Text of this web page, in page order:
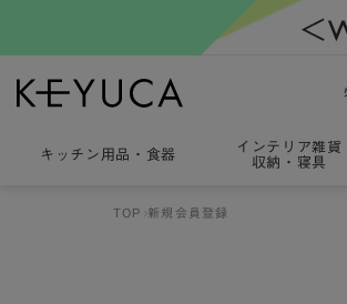
キッチン用品 ・ 食器
インテリア雑貨
収納・寝具
TOP 新規会員登録